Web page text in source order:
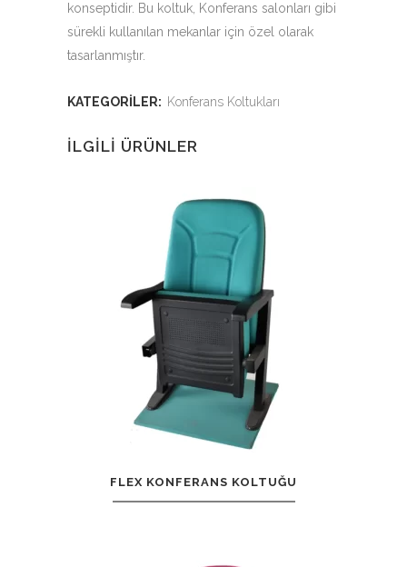
konseptidir. Bu koltuk, Konferans salonları gibi
sürekli kullanılan mekanlar için özel olarak
tasarlanmıştır.
KATEGORILER: Konferans Koltukları
İLGILI ÜRÜNLER
FLEX KONFERANS KOLTUĞU